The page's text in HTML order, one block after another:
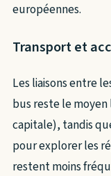
européennes.
Transport et
Les liaisons entre
bus reste le
capitale), tandis
pour explorer les
restent moins